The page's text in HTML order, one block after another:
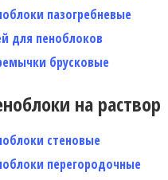
пазогребневые
для пеноблоков
брусковые
на раствор
стеновые
перегородочные